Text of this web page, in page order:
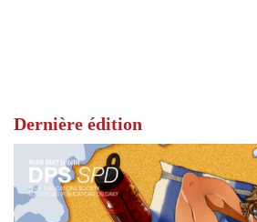
Dernière édition